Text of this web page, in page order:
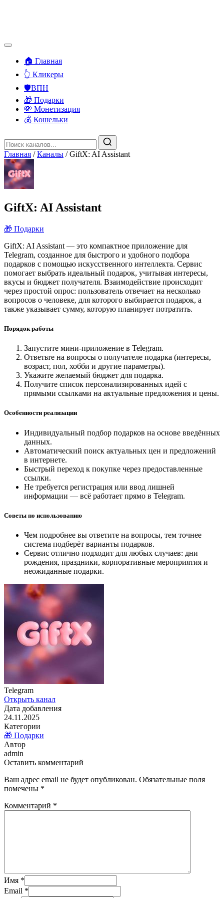
🏠 Главная
👆 Кликеры
🛡️ВПН
🎁 Подарки
💸 Монетизация
💰 Кошельки
Главная / Каналы / GiftX: AI Assistant
GiftX: AI Assistant
🎁 Подарки
GiftX: AI Assistant — это компактное приложение для
Telegram, созданное для быстрого и удобного подбора
подарков с помощью искусственного интеллекта. Сервис
помогает выбрать идеальный подарок, учитывая интересы,
вкусы и бюджет получателя. Взаимодействие происходит
через простой опрос: пользователь отвечает на несколько
вопросов о человеке, для которого выбирается подарок, а
также указывает сумму, которую планирует потратить.
Порядок работы
Запустите мини-приложение в Telegram.
Ответьте на вопросы о получателе подарка (интересы,
возраст, пол, хобби и другие параметры).
Укажите желаемый бюджет для подарка.
Получите список персонализированных идей с
прямыми ссылками на актуальные предложения и цены.
Особенности реализации
Индивидуальный подбор подарков на основе введённых
данных.
Автоматический поиск актуальных цен и предложений
в интернете.
Быстрый переход к покупке через предоставленные
ссылки.
Не требуется регистрация или ввод лишней
информации — всё работает прямо в Telegram.
Советы по использованию
Чем подробнее вы ответите на вопросы, тем точнее
система подберёт варианты подарков.
Сервис отлично подходит для любых случаев: дни
рождения, праздники, корпоративные мероприятия и
неожиданные подарки.
Telegram
Открыть канал
Дата добавления
24.11.2025
Категории
🎁 Подарки
Автор
admin
Оставить комментарий
Ваш адрес email не будет опубликован. Обязательные поля
помечены *
Комментарий *
Имя *
Email *